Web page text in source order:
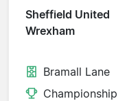
Sheffield United
Wrexham
Bramall Lane
Championship